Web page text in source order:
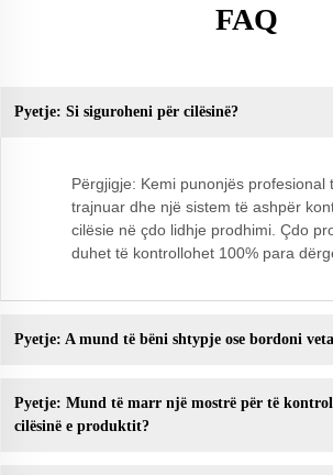
FAQ
Pyetje: Si siguroheni për cilësinë?
Përgjigje: Kemi punonjës profesional
trajnuar dhe një sistem të ashpër
cilësie në çdo lidhje prodhimi. Çdo
duhet të kontrollohet 100% para
Pyetje: A mund të bëni shtypje ose bordoni
Pyetje: Mund të marr një mostrë për të
cilësinë e produktit?